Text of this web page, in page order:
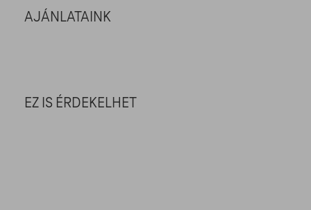
AJÁNLATAINK
EZ IS ÉRDEKELHET